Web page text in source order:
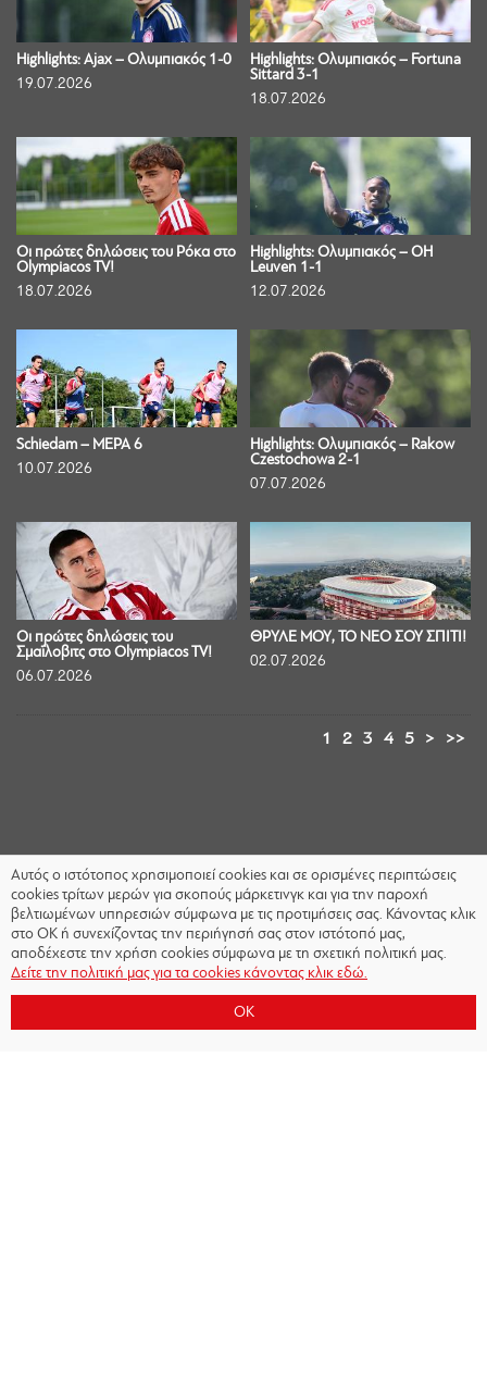
Highlights: Ajax – Ολυμπιακός 1-0
19.07.2026
Highlights: Ολυμπιακός – Fortuna
Sittard 3-1
18.07.2026
Οι πρώτες δηλώσεις του Ρόκα στο
Olympiacos TV!
18.07.2026
Highlights: Ολυμπιακός – OH
Leuven 1-1
12.07.2026
Schiedam – ΜΕΡΑ 6
10.07.2026
Highlights: Ολυμπιακός – Rakow
Czestochowa 2-1
07.07.2026
Οι πρώτες δηλώσεις του
Σμαΐλοβιτς στο Olympiacos TV!
06.07.2026
ΘΡΥΛΕ ΜΟΥ, ΤΟ ΝΕΟ ΣΟΥ ΣΠΙΤΙ!
02.07.2026
1 2 3 4 5 > >>
Αυτός ο ιστότοπος χρησιμοποιεί cookies και σε ορισμένες περιπτώσεις
cookies τρίτων μερών για σκοπούς μάρκετινγκ και για την παροχή
βελτιωμένων υπηρεσιών σύμφωνα με τις προτιμήσεις σας. Κάνοντας κλικ
στο OK ή συνεχίζοντας την περιήγησή σας στον ιστότοπό μας,
αποδέχεστε την χρήση cookies σύμφωνα με τη σχετική πολιτική μας.
Δείτε την πολιτική μας για τα cookies κάνοντας κλικ εδώ.
OK